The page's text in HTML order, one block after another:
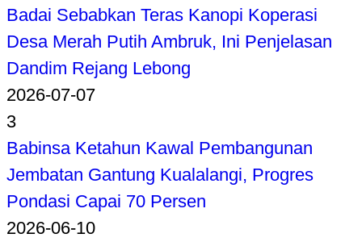
Badai Sebabkan Teras Kanopi Koperasi
Desa Merah Putih Ambruk, Ini Penjelasan
Dandim Rejang Lebong
2026-07-07
3
Babinsa Ketahun Kawal Pembangunan
Jembatan Gantung Kualalangi, Progres
Pondasi Capai 70 Persen
2026-06-10